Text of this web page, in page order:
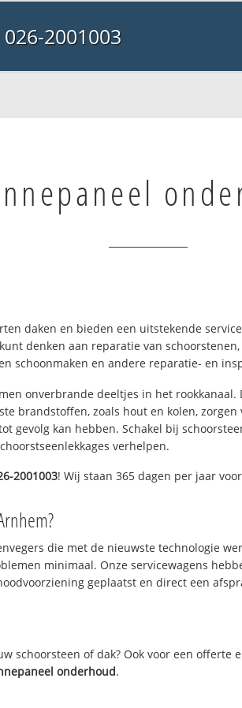
026-2001003
daken en bieden een uitstekende
denken aan reparatie van
schoonmaken en andere reparatie- en
onverbrande deeltjes in het
brandstoffen, zoals hout en kolen,
gevolg kan hebben. Schakel bij
verhelpen.
2001003! Wij staan 365 dagen per jaar
die met de nieuwste technologie
minimaal. Onze servicewagens
geplaatst en direct een
schoorsteen of dak? Ook voor een
onderhoud.